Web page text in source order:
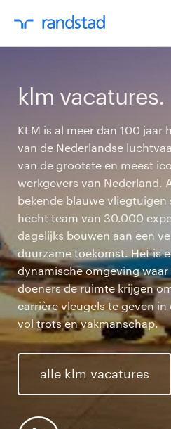
klm vacatures.
KLM is al meer dan 100 jaar
van de Nederlandse
van de grootste en meest
werkgevers van Nederland.
bekende blauwe vliegtuigen
hecht team van 30.000
dagelijks bouwen aan een
duurzame toekomst. Het is
dynamische omgeving waar
doeners de ruimte krijgen
carrière vleugels te geven
vol trots en vakmanschap.
alle klm vacatures